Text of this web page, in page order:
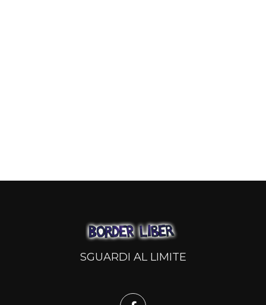
SGUARDI AL LIMITE